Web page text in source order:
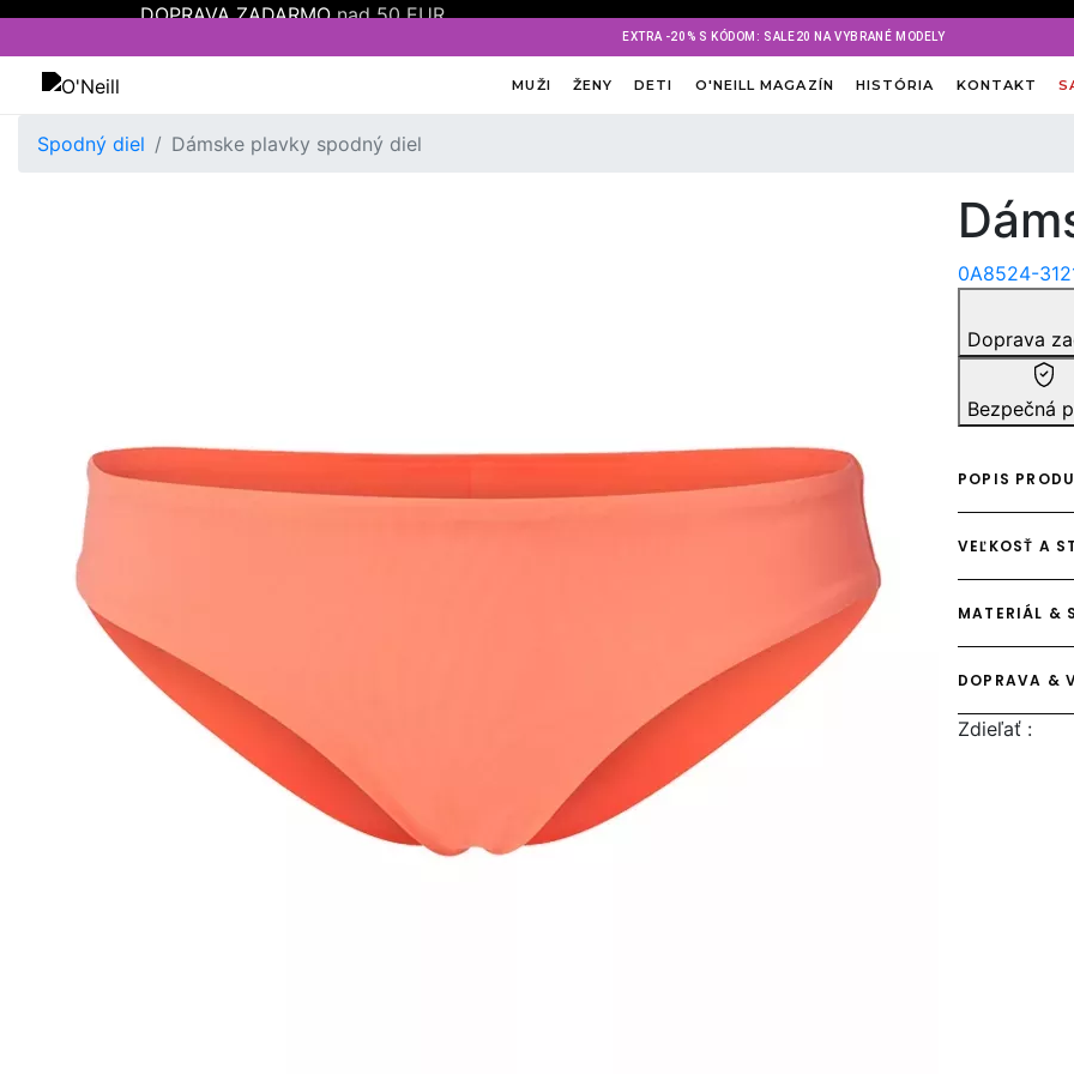
DOPRAVA ZADARMOnad 50 EUR
EXTRA -20% S KÓDOM: SALE20 NA VYBRANÉ MODELY
MUŽI ŽENY DETI O'NEILL MAGAZÍN HISTÓRIA KONTAKT
Oneill
Spodný diel Dámske plavky spodný diel
0A8524-
Doprava
Bezpečná
POPIS
VEĽKOSŤ A
MATERIÁL &
DOPRAVA &
Zdieľať :